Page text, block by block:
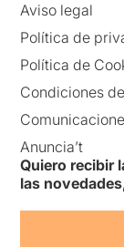
Aviso legal
Política de
Política de
Condiciones
Anuncia’t
Quiero recibir
las